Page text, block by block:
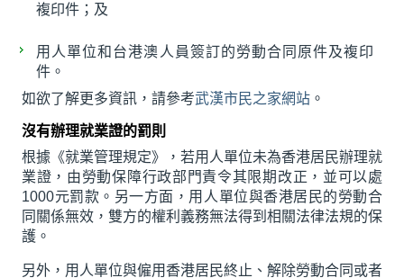
複印件；及
用人單位和台港澳人員簽訂的勞動合同原件及複印
件。
如欲了解更多資訊，請參考武漢市民之家網站。
沒有辦理就業證的罰則
根據《就業管理規定》，若用人單位未為香港居民辦理就
業證，由勞動保障行政部門責令其限期改正，並可以處
1000元罰款。另一方面，用人單位與香港居民的勞動合
同關係無效，雙方的權利義務無法得到相關法律法規的保
護。
另外，用人單位與僱用香港居民終止、解除勞動合同或者